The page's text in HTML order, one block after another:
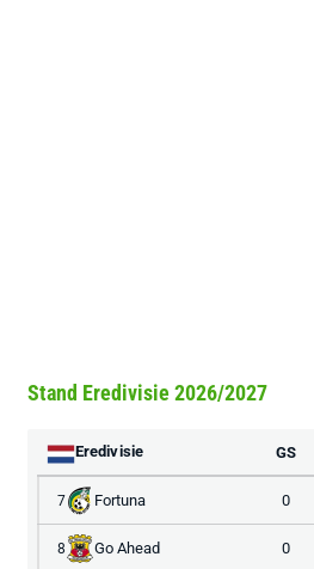
Stand Eredivisie 2026/2027
Eredivisie GS
7 Fortuna 0
8 Go Ahead 0